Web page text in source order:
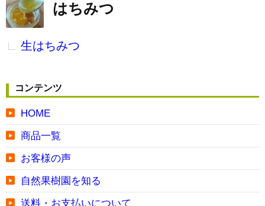
はちみつ
生はちみつ
コンテンツ
HOME
商品一覧
お客様の声
自然果樹園を知る
送料・お支払いについて